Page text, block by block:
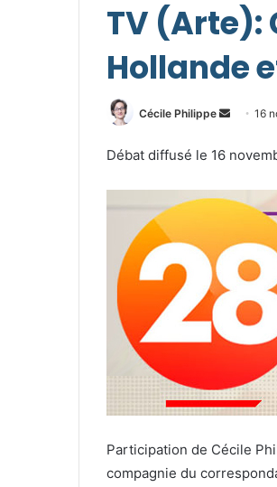
TV (Arte):
Hollande
Cécile Philippe
Envoyer
courriel
16
Débat diffusé le 16
Participation de Cécile
compagnie du